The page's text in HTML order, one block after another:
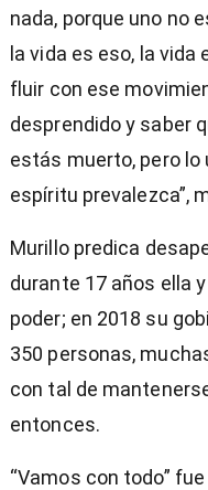
nada, porque uno no
la vida es eso, la vida
fluir con ese
desprendido y saber
estás muerto, pero
espíritu prevalezca”,
Murillo predica
durante 17 años ella
poder; en 2018 su
350 personas,
con tal de
entonces.
“Vamos con todo”